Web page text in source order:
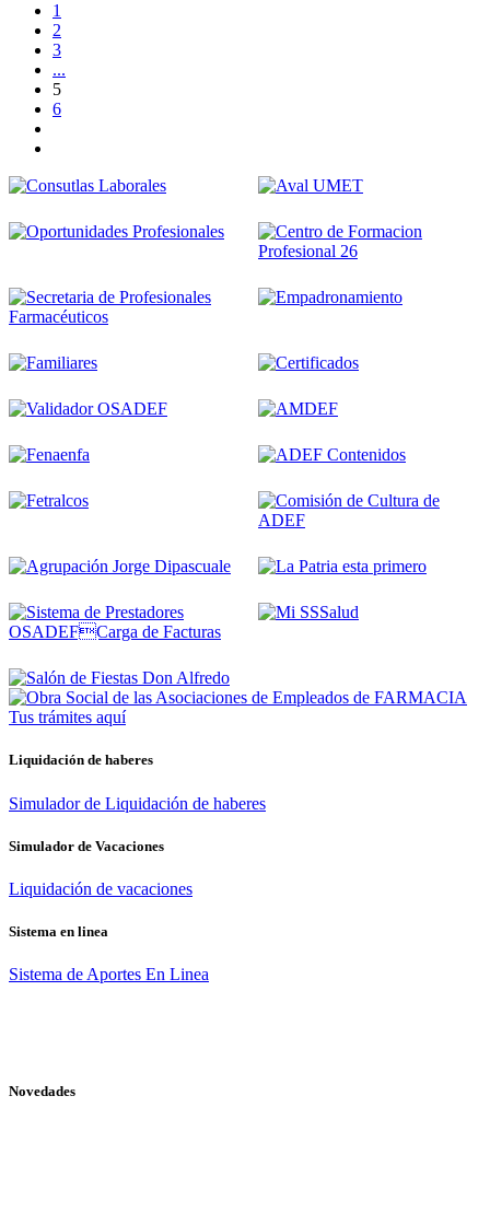
1
2
3
...
5
6
Tus trámites aquí
Liquidación de haberes
Simulador de Liquidación de haberes
Simulador de Vacaciones
Liquidación de vacaciones
Sistema en linea
Sistema de Aportes En Linea
Novedades